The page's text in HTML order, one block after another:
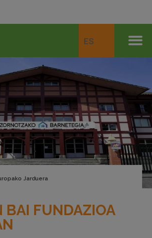
ES
Jarduera
BAI FUNDAZIOA